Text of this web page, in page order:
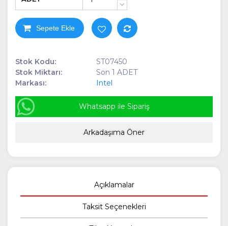
+
Sepete Ekle
Stok Kodu:
ST07450
Stok Miktarı:
Son 1 ADET
Markası:
Intel
Whatsapp ile Sipariş
Arkadaşıma Öner
Açıklamalar
Taksit Seçenekleri